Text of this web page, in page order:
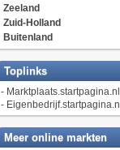
Zeeland
Zuid-Holland
Buitenland
Toplinks
- Marktplaats.startpagina.nl
- Eigenbedrijf.startpagina.nl
Meer online markten